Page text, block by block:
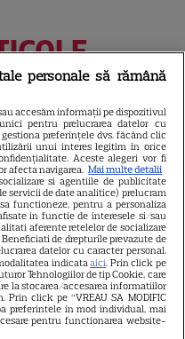
în august 2026:
Niro, „Nosferatu” și
din „Outer
„Un veac de
personale să rămână
accesăm informații pe dispozitivul
pentru prelucrarea datelor cu
preferințele dvs. făcând clic
unui interes legitim în orice
Aceste alegeri vor fi
afecta navigarea. Mai multe detalii
si agentiile de publicitate
servicii de date analitice) prelucram
functioneze, pentru a personaliza
in functie de interesele si/sau
aferente retelelor de socializare
de drepturile prevazute de
datelor cu caracter personal.
indicataaici. Prin click pe
Tehnologiilor de tip Cookie, care
la stocarea/accesarea informatiilor
Prin click pe “VREAU SA MODIFIC
preferintele in mod individual, mai
pentru functionarea website-